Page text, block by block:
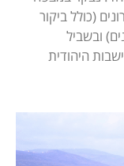
(כולל ביקור
ובשביל
היהודית